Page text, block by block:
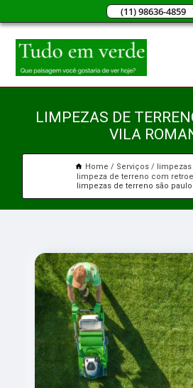
(11) 98636-4859
LIMPEZAS DE
VILA
Home Serviços
limpeza de terreno com
limpezas de terreno são